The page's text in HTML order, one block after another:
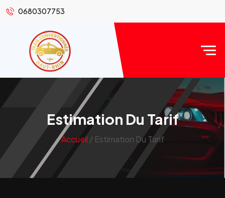
0680307753
Estimation Du Tarif
Accueil / Estimation Du Tarif